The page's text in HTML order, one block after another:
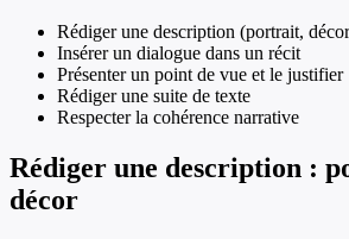
Rédiger une description (portrait,
Insérer un dialogue dans un récit
Présenter un point de vue et le justifier
Rédiger une suite de texte
Respecter la cohérence narrative
Rédiger une description :
décor